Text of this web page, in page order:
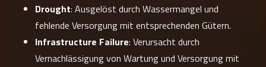
Drought: Ausgelöst durch Wassermangel und
fehlende Versorgung mit entsprechenden Gütern.
Infrastructure Failure: Verursacht durch
Vernachlässigung von Wartung und Versorgung mit